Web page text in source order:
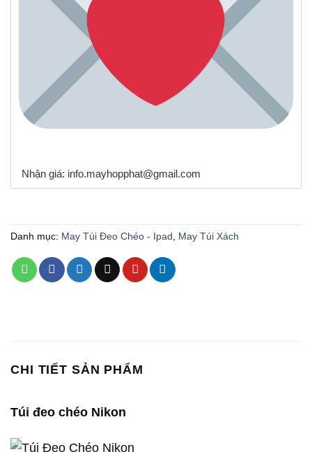
Nhận giá: info.mayhopphat@gmail.com
Danh mục: May Túi Đeo Chéo - Ipad May Túi Xách
CHI TIẾT SẢN PHẨM
Túi đeo chéo Nikon